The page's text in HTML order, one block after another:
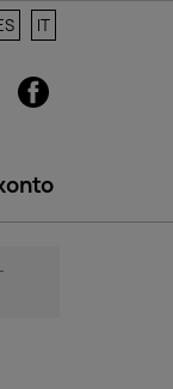
IT
Facebook